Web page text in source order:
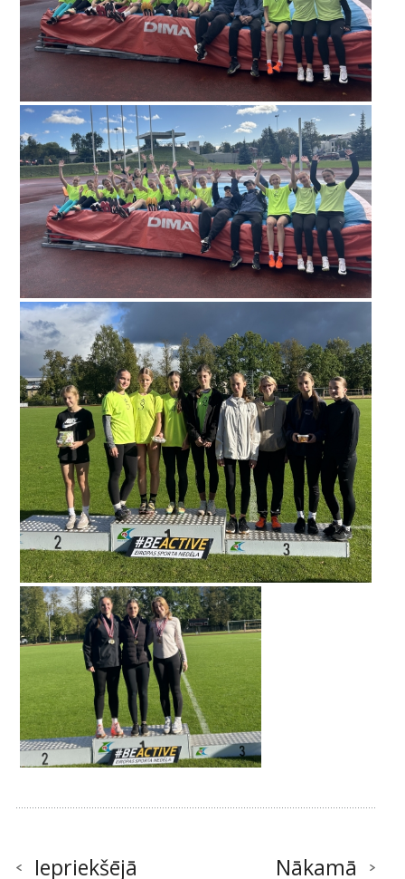
Iepriekšējā Nākamā